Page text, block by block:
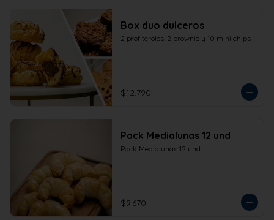
Box duo dulceros
2 profiteroles, 2 brownie y 10 mini chips
$12.790
Pack Medialunas 12 und
Pack Medialunas 12 und
$9.670